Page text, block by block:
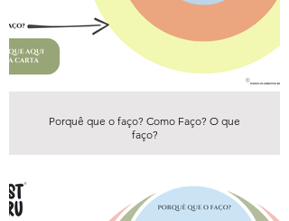
Porquê que o faço? Como Faço? O que
faço?